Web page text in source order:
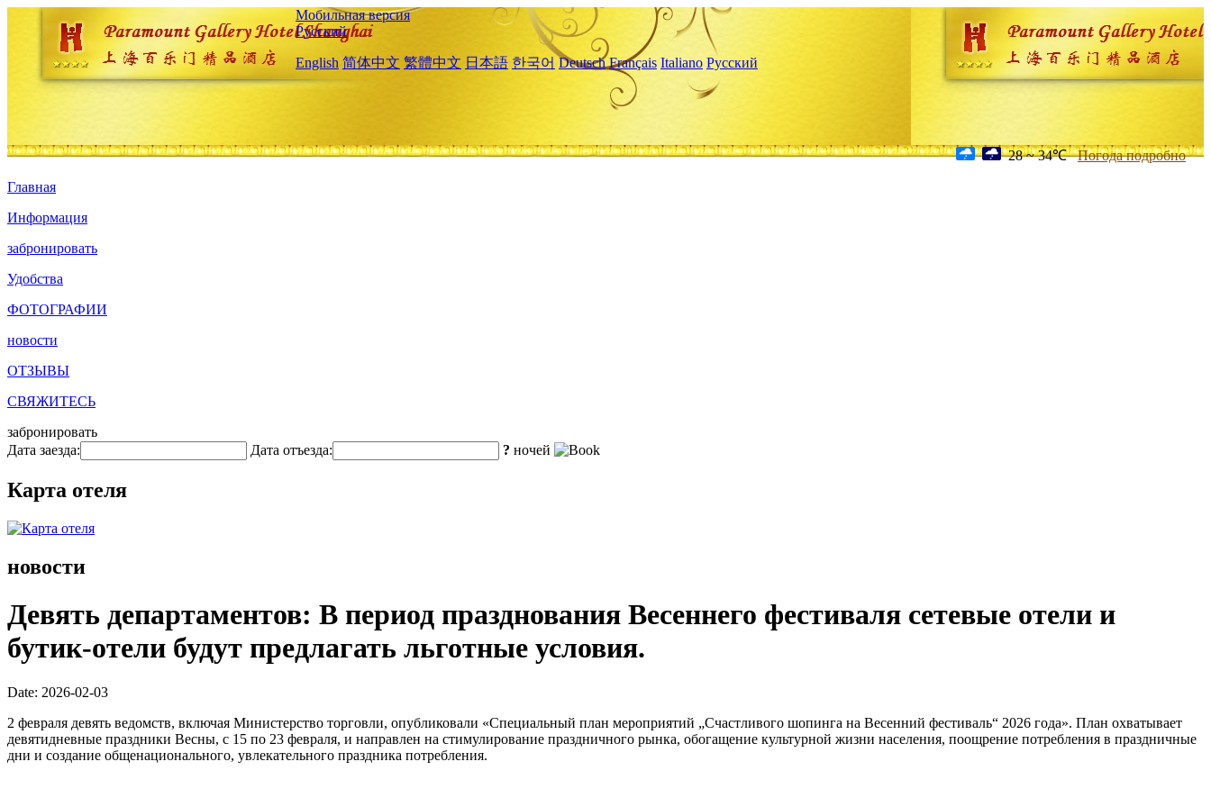
Мобильная версия
Русский
English 简体中文 繁體中文 日本語 한국어 Deutsch Français Italiano Русский
28 ~ 34℃ Погода подробно
Главная
Информация
забронировать
Удобства
ФОТОГРАФИИ
новости
ОТЗЫВЫ
СВЯЖИТЕСЬ
забронировать
Дата заезда:
Дата отъезда: ? ночей
Карта отеля
новости
Девять департаментов: В период празднования Весеннего фестиваля сетевые отели и
бутик-отели будут предлагать льготные условия.
Date: 2026-02-03
2 февраля девять ведомств, включая Министерство торговли, опубликовали «Специальный план мероприятий „Счастливого шопинга на Весенний фестиваль“ 2026 года». План охватывает
девятидневные праздники Весны, с 15 по 23 февраля, и направлен на стимулирование праздничного рынка, обогащение культурной жизни населения, поощрение потребления в праздничные
дни и создание общенационального, увлекательного праздника потребления.